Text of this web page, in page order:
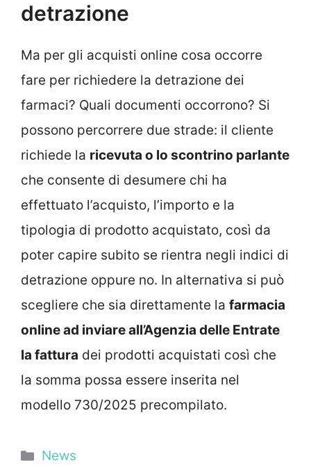
detrazione
Ma per gli acquisti online cosa occorre
fare per richiedere la detrazione dei
farmaci? Quali documenti occorrono? Si
possono percorrere due strade: il cliente
richiede la ricevuta o lo scontrino parlante
che consente di desumere chi ha
effettuato l’acquisto, l’importo e la
tipologia di prodotto acquistato, così da
poter capire subito se rientra negli indici di
detrazione oppure no. In alternativa si può
scegliere che sia direttamente la farmacia
online ad inviare all’Agenzia delle Entrate
la fattura dei prodotti acquistati così che
la somma possa essere inserita nel
modello 730/2025 precompilato.
Categorie
News